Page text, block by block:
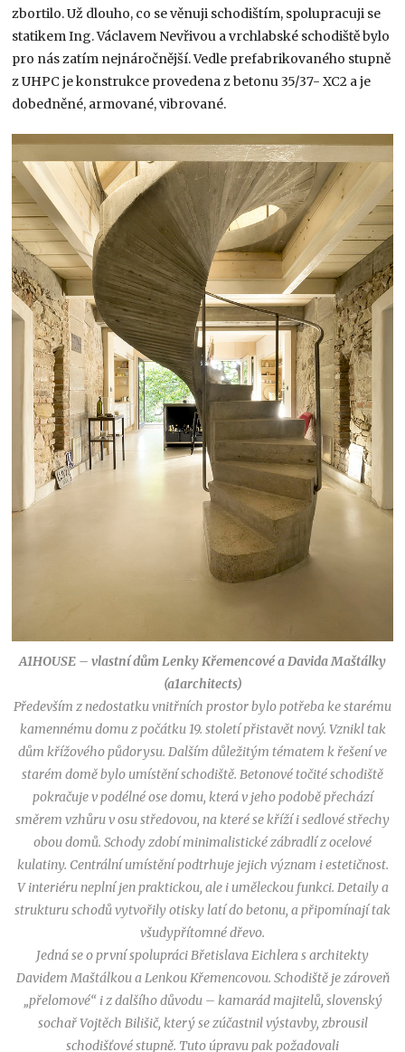
zbortilo. Už dlouho, co se věnuji schodištím, spolupracuji se
statikem Ing. Václavem Nevřivou a vrchlabské schodiště bylo
pro nás zatím nejnáročnější. Vedle prefabrikovaného stupně
z UHPC je konstrukce provedena z betonu 35/37- XC2 a je
dobedněné, armované, vibrované.
A1HOUSE – vlastní dům Lenky Křemencové a Davida Maštálky
(a1architects)
Především z nedostatku vnitřních prostor bylo potřeba ke starému
kamennému domu z počátku 19. století přistavět nový. Vznikl tak
dům křížového půdorysu. Dalším důležitým tématem k řešení ve
starém domě bylo umístění schodiště. Betonové točité schodiště
pokračuje v podélné ose domu, která v jeho podobě přechází
směrem vzhůru v osu středovou, na které se kříží i sedlové střechy
obou domů. Schody zdobí minimalistické zábradlí z ocelové
kulatiny. Centrální umístění podtrhuje jejich význam i estetičnost.
V interiéru neplní jen praktickou, ale i uměleckou funkci. Detaily a
strukturu schodů vytvořily otisky latí do betonu, a připomínají tak
všudypřítomné dřevo.
Jedná se o první spolupráci Břetislava Eichlera s architekty
Davidem Maštálkou a Lenkou Křemencovou. Schodiště je zároveň
„přelomové“ i z dalšího důvodu – kamarád majitelů, slovenský
sochař Vojtěch Bilišič, který se zúčastnil výstavby, zbrousil
schodišťové stupně. Tuto úpravu pak požadovali